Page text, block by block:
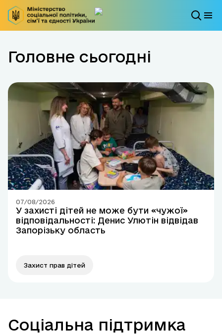
Головне сьогодні
07/08/2026
У захисті дітей не може бути «чужої»
відповідальності: Денис Улютін відвідав
Запорізьку область
Захист прав дітей
Соціальна підтримка